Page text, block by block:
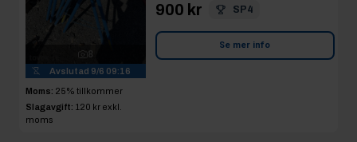
8
Avslutad 9/6 09:16
Moms: 25% tillkommer
Slagavgift: 120 kr exkl.
moms
900 kr SP4
Se mer info